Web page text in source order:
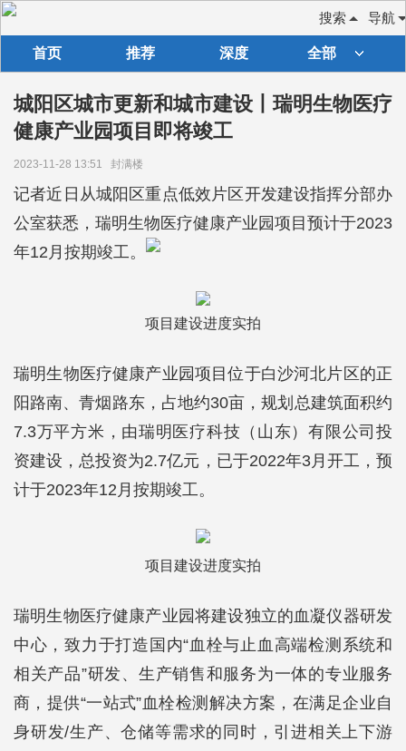
导航
搜索
首页 推荐 深度 全部
城阳区城市更新和城市建设丨瑞明生物医疗
健康产业园项目即将竣工
2023-11-28 13:51 封满楼
记者近日从城阳区重点低效片区开发建设指挥分部办
公室获悉，瑞明生物医疗健康产业园项目预计于2023
年12月按期竣工。
项目建设进度实拍
瑞明生物医疗健康产业园项目位于白沙河北片区的正
阳路南、青烟路东，占地约30亩，规划总建筑面积约
7.3万平方米，由瑞明医疗科技（山东）有限公司投
资建设，总投资为2.7亿元，已于2022年3月开工，预
计于2023年12月按期竣工。
项目建设进度实拍
瑞明生物医疗健康产业园将建设独立的血凝仪器研发
中心，致力于打造国内“血栓与止血高端检测系统和
相关产品”研发、生产销售和服务为一体的专业服务
商，提供“一站式”血栓检测解决方案，在满足企业自
身研发/生产、仓储等需求的同时，引进相关上下游